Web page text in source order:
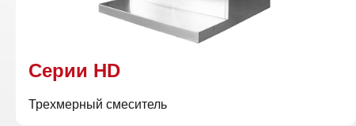
Cерии HD
Трехмерный смеситель